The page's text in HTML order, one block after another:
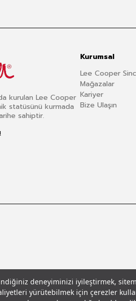
deneyiminizi iyileştirmek,
yürütebilmek için çerezler
kurulan Lee Cooper
statüsünü kurmada
sahiptir.
Kurumsal
Lee Cooper
Mağazalar
Kariyer
Bize Ulaşın
MetniŞartlar ve Koşullar© 2026